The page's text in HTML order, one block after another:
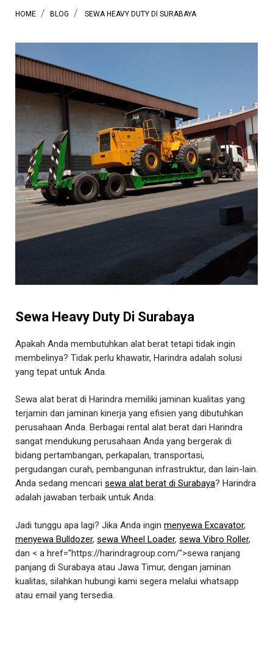
HOME BLOG SEWA HEAVY DUTY DI SURABAYA
Sewa Heavy Duty Di Surabaya
Apakah Anda membutuhkan alat berat tetapi tidak ingin
membelinya? Tidak perlu khawatir, Harindra adalah solusi
yang tepat untuk Anda.
Sewa alat berat di Harindra memiliki jaminan kualitas yang
terjamin dan jaminan kinerja yang efisien yang dibutuhkan
perusahaan Anda. Berbagai rental alat berat dari Harindra
sangat mendukung perusahaan Anda yang bergerak di
bidang pertambangan, perkapalan, transportasi,
pergudangan curah, pembangunan infrastruktur, dan lain-lain.
Anda sedang mencari sewa alat berat di Surabaya? Harindra
adalah jawaban terbaik untuk Anda.
Jadi tunggu apa lagi? Jika Anda ingin menyewa Excavator,
menyewa Bulldozer, sewa Wheel Loader, sewa Vibro Roller,
dan < a href="https://harindragroup.com/">sewa ranjang
panjang di Surabaya atau Jawa Timur, dengan jaminan
kualitas, silahkan hubungi kami segera melalui whatsapp
atau email yang tersedia.